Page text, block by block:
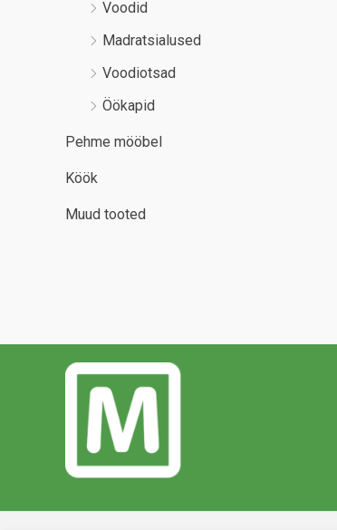
Voodid
Madratsialused
Voodiotsad
Öökapid
Pehme mööbel
Köök
Muud tooted